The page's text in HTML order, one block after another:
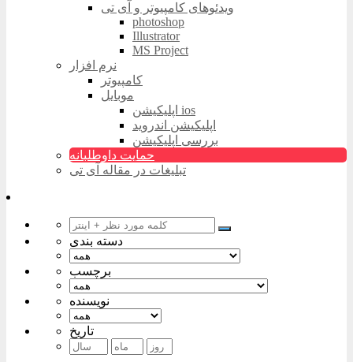
ویدئوهای کامپیوتر و آی تی
photoshop
Illustrator
MS Project
نرم افزار
کامپیوتر
موبایل
اپلیکیشن ios
اپلیکیشن اندروید
بررسی اپلیکیشن
حمایت داوطلبانه
تبلیغات در مقاله آی تی
دسته بندی
برچسب
نویسنده
تاریخ